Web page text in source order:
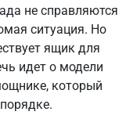
не справляются
ситуация. Но
ящик для
идет о модели
который